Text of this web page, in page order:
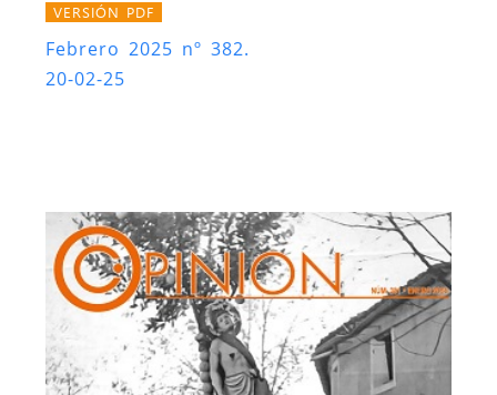
VERSIÓN PDF
Febrero 2025 nº 382.
20-02-25